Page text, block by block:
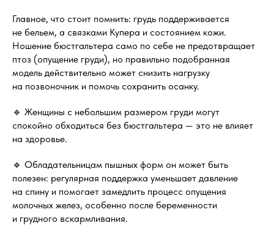
Главное, что стоит помнить: грудь поддерживается
не бельем, а связками Купера и состоянием кожи.
Ношение бюстгальтера само по себе не предотвращает
птоз (опущение груди), но правильно подобранная
модель действительно может снизить нагрузку
на позвоночник и помочь сохранить осанку.
🔹 Женщины с небольшим размером груди могут
спокойно обходиться без бюстгальтера — это не влияет
на здоровье.
🔹 Обладательницам пышных форм он может быть
полезен: регулярная поддержка уменьшает давление
на спину и помогает замедлить процесс опущения
молочных желез, особенно после беременности
и грудного вскармливания.